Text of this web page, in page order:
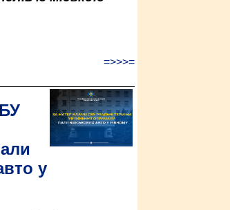
=>>>=
у